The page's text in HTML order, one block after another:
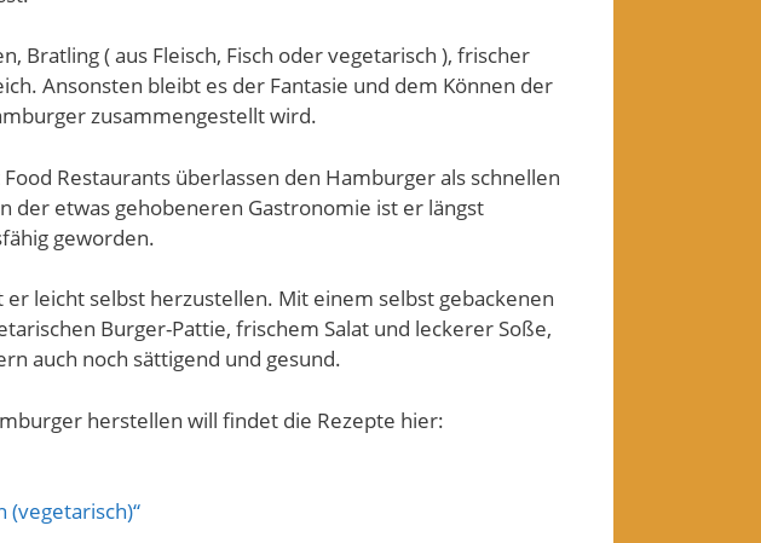
Bratling ( aus Fleisch, Fisch oder vegetarisch ), frischer
Ansonsten bleibt es der Fantasie und dem Können der
zusammengestellt wird.
Restaurants überlassen den Hamburger als schnellen
der etwas gehobeneren Gastronomie ist er längst
geworden.
er leicht selbst herzustellen. Mit einem selbst gebackenen
Burger-Pattie, frischem Salat und leckerer Soße,
auch noch sättigend und gesund.
herstellen will findet die Rezepte hier:
(vegetarisch)“